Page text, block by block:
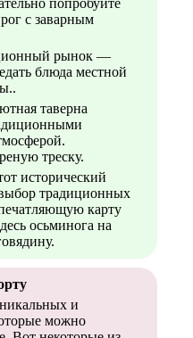
попробуйте
с заварным
рынок —
блюда местной
таверна
треску.
исторический
традиционных
карту
осьминога на
и
можно